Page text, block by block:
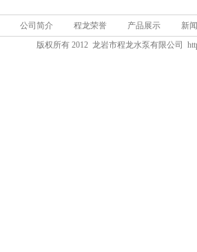
公司简介 程龙荣誉 产品展示
新
版权所有 2012 龙岩市程龙水泵有限公司